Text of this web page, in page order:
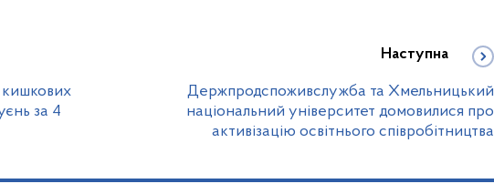
кишкових
за 4
Наступна
Держпродспоживслужба та Хмельницький
національний університет домовилися про
активізацію освітнього співробітництва